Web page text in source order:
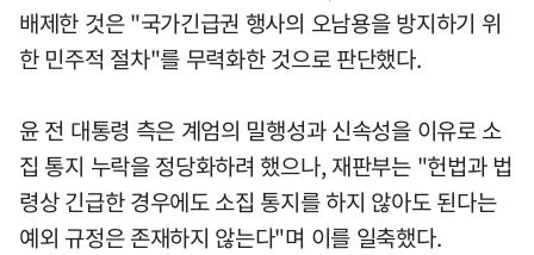
배제한 것은 "국가긴급권 행사의 오남용을 방지하기 위
한 민주적 절차"를 무력화한 것으로 판단했다.
윤 전 대통령 측은 계엄의 밀행성과 신속성을 이유로 소
집 통지 누락을 정당화하려 했으나, 재판부는 "헌법과 법
령상 긴급한 경우에도 소집 통지를 하지 않아도 된다는
예외 규정은 존재하지 않는다"며 이를 일축했다.